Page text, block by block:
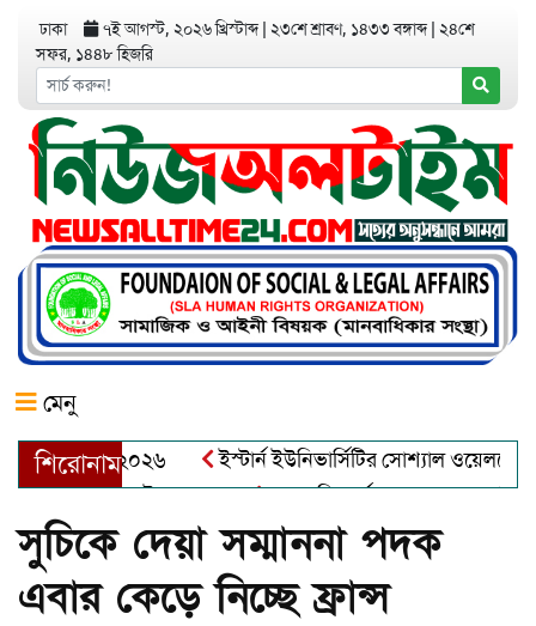
ঢাকা ৭ই আগস্ট, ২০২৬ খ্রিস্টাব্দ ২৩শে শ্রাবণ, ১৪৩৩ বঙ্গাব্দ ২৪শে
সফর, ১৪৪৮ হিজরি
মেনু
শিরোনাম
ইস্টার্ন ইউনিভার্সিটির সোশ্যাল ওয়েলফেয়ার
খালেক এর ইন্তেকাল
আত্মশুদ্ধি অর্জন ও অশুভকে বর্জন করে
সুচিকে দেয়া সম্মাননা পদক
এবার কেড়ে নিচ্ছে ফ্রান্স